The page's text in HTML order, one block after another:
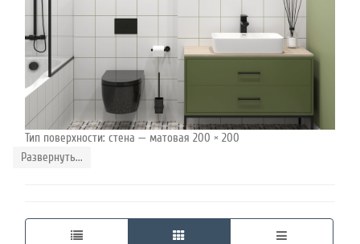
Тип поверхности: стена — матовая 200 × 200
Развернуть...